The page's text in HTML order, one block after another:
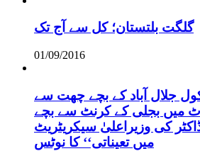
گلگت بلتستان؛ کل سے آج تک
01/09/2016
جلال آباد کے بچے چھت سے
میں بجلی کے کرنٹ سے بچے
کی وزیراعلیٰ سیکریٹریٹ
میں تعیناتی‘‘ کا نوٹس